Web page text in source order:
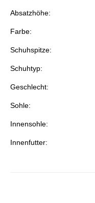
Absatzhöhe:
Farbe:
Schuhspitze:
Schuhtyp:
Geschlecht:
Sohle:
Innensohle:
Innenfutter: